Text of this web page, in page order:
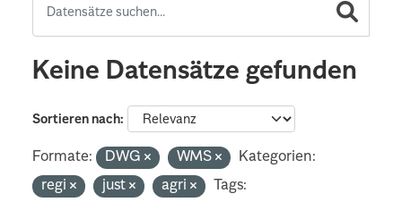
Keine Datensätze gefunden
Sortieren nach
Formate: DWG WMS
Kategorien:
regi
just agri
Tags: